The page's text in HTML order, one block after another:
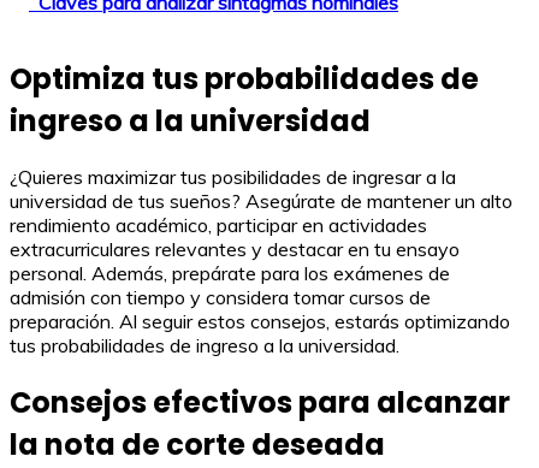
Optimiza tus probabilidades de
ingreso a la universidad
¿Quieres maximizar tus posibilidades de ingresar a la
universidad de tus sueños? Asegúrate de mantener un alto
rendimiento académico, participar en actividades
extracurriculares relevantes y destacar en tu ensayo
personal. Además, prepárate para los exámenes de
admisión con tiempo y considera tomar cursos de
preparación. Al seguir estos consejos, estarás optimizando
tus probabilidades de ingreso a la universidad.
Consejos efectivos para alcanzar
la nota de corte deseada